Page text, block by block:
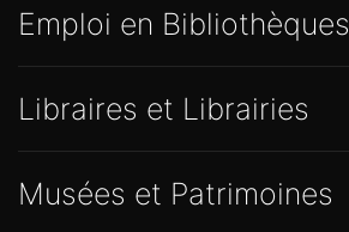
Emploi en Bibliothèques
Libraires et Librairies
Musées et Patrimoines